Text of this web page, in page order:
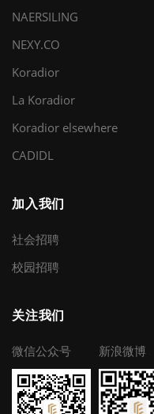
NAERSILING
NEXY.CO
Koradior
La Koradior
Koradior elsewhere
CADIDL
加入我们
社会招聘
校园招聘
关注我们
微信公众号 新浪微博